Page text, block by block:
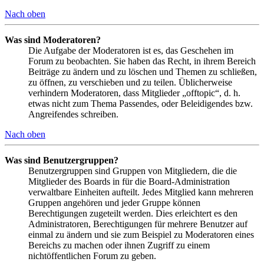
Nach oben
Was sind Moderatoren?
Die Aufgabe der Moderatoren ist es, das Geschehen im
Forum zu beobachten. Sie haben das Recht, in ihrem Bereich
Beiträge zu ändern und zu löschen und Themen zu schließen,
zu öffnen, zu verschieben und zu teilen. Üblicherweise
verhindern Moderatoren, dass Mitglieder „offtopic“, d. h.
etwas nicht zum Thema Passendes, oder Beleidigendes bzw.
Angreifendes schreiben.
Nach oben
Was sind Benutzergruppen?
Benutzergruppen sind Gruppen von Mitgliedern, die die
Mitglieder des Boards in für die Board-Administration
verwaltbare Einheiten aufteilt. Jedes Mitglied kann mehreren
Gruppen angehören und jeder Gruppe können
Berechtigungen zugeteilt werden. Dies erleichtert es den
Administratoren, Berechtigungen für mehrere Benutzer auf
einmal zu ändern und sie zum Beispiel zu Moderatoren eines
Bereichs zu machen oder ihnen Zugriff zu einem
nichtöffentlichen Forum zu geben.